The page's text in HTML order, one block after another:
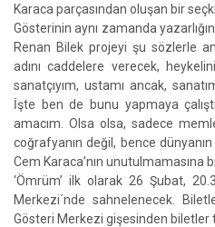
Karaca parçasından oluşan bir seçki
Gösterinin aynı zamanda
Renan Bilek projeyi şu sözlerle
adını caddelere verecek,
sanatçıyım, ustamı ancak,
İşte ben de bunu yapmaya
amacım. Olsa olsa, sadece
coğrafyanın değil, bence
Cem Karaca’nın unutulmamasına
‘Ömrüm’ ilk olarak 26 Şubat,
Merkezi´nde sahnelenecek.
Gösteri Merkezi gişesinden biletler